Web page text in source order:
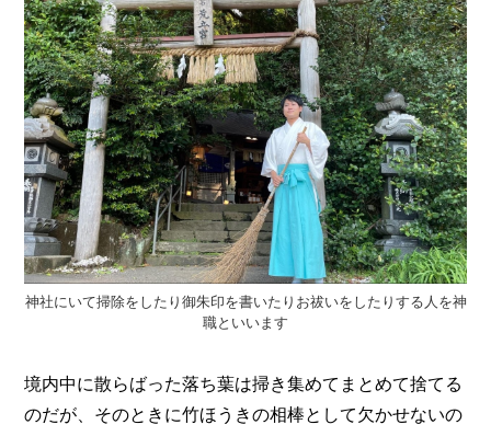
N
Z
-
S
T
A
F
F
神社にいて掃除をしたり御朱印を書いたりお祓いをしたりする人を神
職といいます
境内中に散らばった落ち葉は掃き集めてまとめて捨てる
のだが、そのときに竹ほうきの相棒として欠かせないの